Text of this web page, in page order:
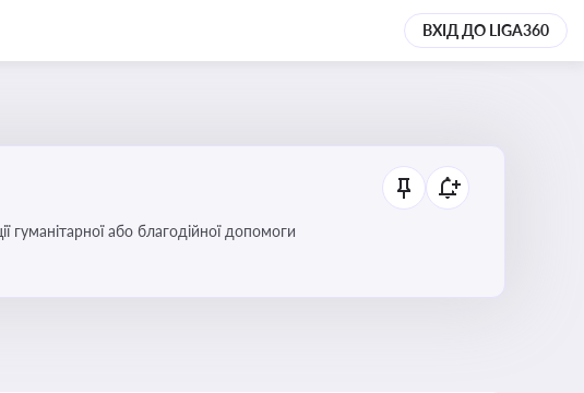
ВХІД ДО LIGA360
або благодійної допомоги